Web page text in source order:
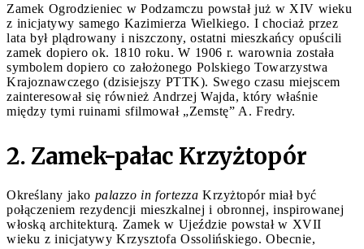
Zamek Ogrodzieniec w Podzamczu powstał już w XIV wieku
z inicjatywy samego Kazimierza Wielkiego. I chociaż przez
lata był plądrowany i niszczony, ostatni mieszkańcy opuścili
zamek dopiero ok. 1810 roku. W 1906 r. warownia została
symbolem dopiero co założonego Polskiego Towarzystwa
Krajoznawczego (dzisiejszy PTTK). Swego czasu miejscem
zainteresował się również Andrzej Wajda, który właśnie
między tymi ruinami sfilmował „Zemstę” A. Fredry.
2. Zamek-pałac Krzyżtopór
Określany jako palazzo in fortezza Krzyżtopór miał być
połączeniem rezydencji mieszkalnej i obronnej, inspirowanej
włoską architekturą. Zamek w Ujeździe powstał w XVII
wieku z inicjatywy Krzysztofa Ossolińskiego. Obecnie,